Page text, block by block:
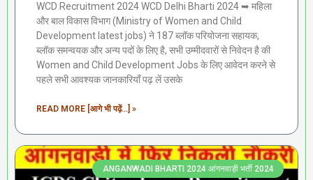
WCD Recruitment 2024 WCD Delhi Bharti 2024 ➥ महिला
और बाल विकास विभाग (Ministry of Women and Child
Development latest jobs) ने 187 ब्लॉक परियोजना सहायक,
ब्लॉक समन्वयक और अन्य पदों के लिए है, सभी उम्मीदवारों से निवेदन है की
Women and Child Development Jobs के लिए आवेदन करने से
पहले सभी आवश्यक जानकारियाँ पढ़ लें उसके
READ MORE [आगे भी पढ़ें...] »
ANGANWADI BHARTI 2024 आंगनवाड़ी भर्ती 2024